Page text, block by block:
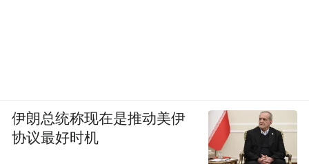
伊朗总统称现在是推动美伊
协议最好时机